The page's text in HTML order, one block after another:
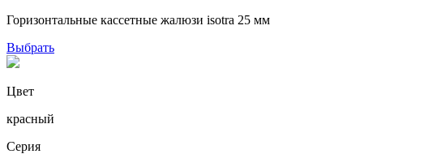
Горизонтальные кассетные жалюзи isotra 25 мм
Выбрать
Цвет
красный
Серия